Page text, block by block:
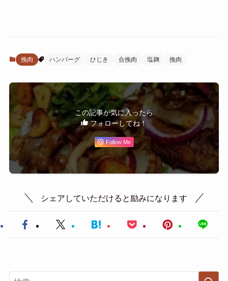
挽肉 ハンバーグ ひじき 合挽肉 塩麹 挽肉
この記事が気に入ったら
フォローしてね！
Follow Me
シェアしていただけると励みになります